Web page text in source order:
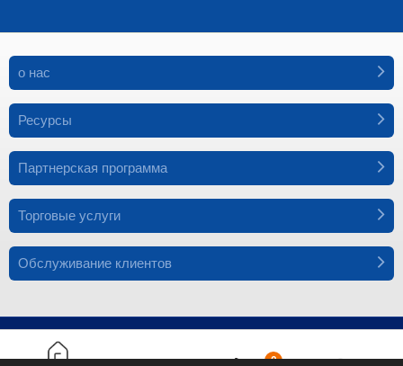
о нас
Ресурсы
Партнерская программа
Торговые услуги
Обслуживание клиентов
0